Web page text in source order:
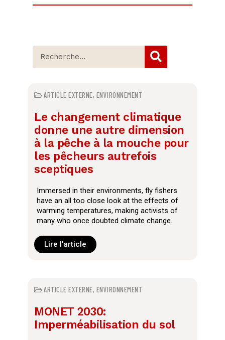
ARTICLE EXTERNE, ENVIRONNEMENT
Le changement climatique
donne une autre dimension
à la pêche à la mouche pour
les pêcheurs autrefois
sceptiques
Immersed in their environments, fly fishers
have an all too close look at the effects of
warming temperatures, making activists of
many who once doubted climate change.
Lire l'article
ARTICLE EXTERNE, ENVIRONNEMENT
MONET 2030:
Imperméabilisation du sol